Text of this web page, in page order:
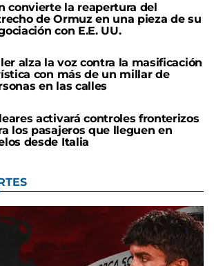
convierte la reapertura del
de Ormuz en una pieza de su
con E.E. UU.
alza la voz contra la masificación
con más de un millar de
en las calles
activará controles fronterizos
los pasajeros que lleguen en
desde Italia